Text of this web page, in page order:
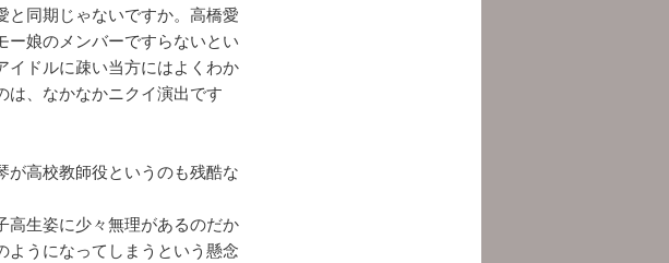
と同期じゃないですか。高橋愛
ー娘のメンバーですらないとい
イドルに疎い当方にはよくわか
は、なかなかニクイ演出です
が高校教師役というのも残酷な
高生姿に少々無理があるのだか
ようになってしまうという懸念